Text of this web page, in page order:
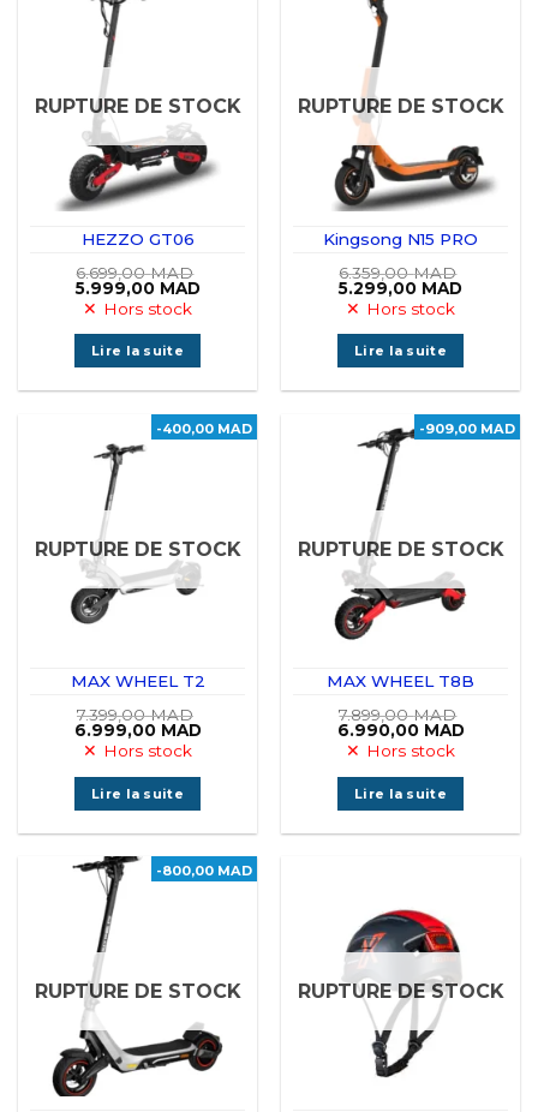
RUPTURE DE STOCK
HEZZO GT06
6.699,00MAD
Le
prix
initial
était :
6.699,00 MAD.
5.999,00 MADLe
est :
Hors stock
Lire la suite
RUPTURE DE STOCK
Kingsong N15 PRO
6.359,00MAD
Le
prix
initial
était :
6.359,00 MAD.
5.299,00 MAD
est :
Hors stock
Lire la suite
-400,00 MAD
RUPTURE DE STOCK
MAX WHEEL T2
7.399,00MAD
Le
prix
initial
était :
7.399,00 MAD.
6.999,00 MADLe
est :
Hors stock
Lire la suite
-909,00 MAD
RUPTURE DE STOCK
MAX WHEEL T8B
7.899,00MAD
Le
prix
initial
était :
7.899,00 MAD.
6.990,00 MADLe
est :
Hors stock
Lire la suite
-800,00 MAD
RUPTURE DE STOCK RUPTURE DE STOCK